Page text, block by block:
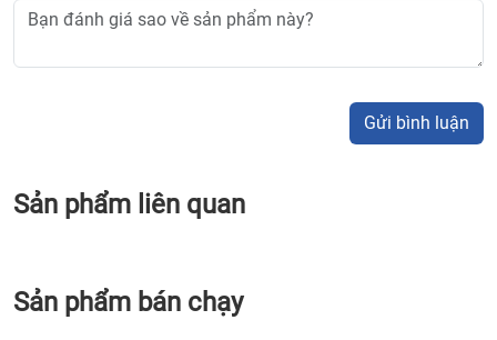
Gửi bình luận
Sản phẩm liên quan
Sản phẩm bán chạy